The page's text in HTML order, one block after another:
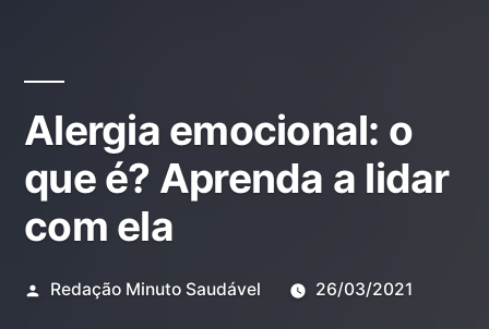
Alergia emocional: o
que é? Aprenda a lidar
com ela
Redação Minuto Saudável 26/03/2021